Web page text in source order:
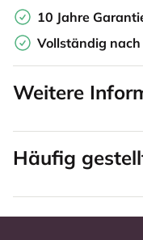
10 Jahre
Vollständig
Weitere
Häufig